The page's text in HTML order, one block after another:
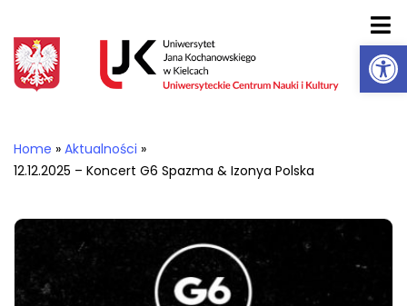
Home » Aktualności »
12.12.2025 – Koncert G6 Spazma & Izonya Polska